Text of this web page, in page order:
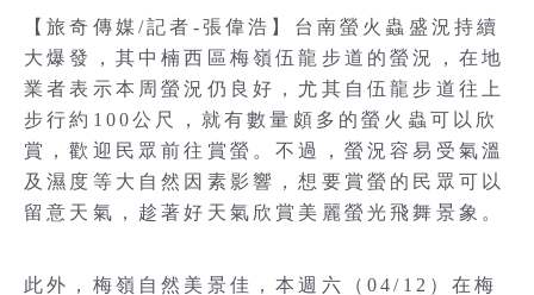
【旅奇傳媒/記者-張偉浩】台南螢火蟲盛況持續
大爆發，其中楠西區梅嶺伍龍步道的螢況，在地
業者表示本周螢況仍良好，尤其自伍龍步道往上
步行約100公尺，就有數量頗多的螢火蟲可以欣
賞，歡迎民眾前往賞螢。不過，螢況容易受氣溫
及濕度等大自然因素影響，想要賞螢的民眾可以
留意天氣，趁著好天氣欣賞美麗螢光飛舞景象。
此外，梅嶺自然美景佳，本週六（04/12）在梅